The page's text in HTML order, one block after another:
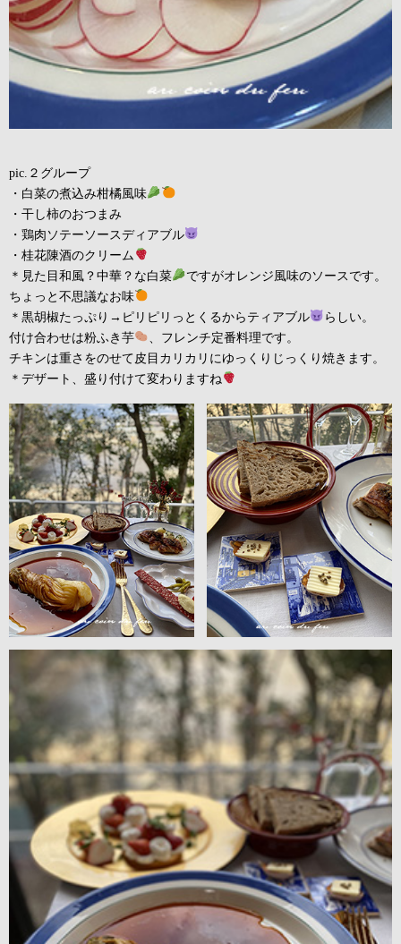
pic.２グループ
・白菜の煮込み柑橘風味
・干し柿のおつまみ
・鶏肉ソテーソースディアブル
・桂花陳酒のクリーム
＊見た目和風？中華？な白菜
ですがオレンジ風味のソースです。
ちょっと不思議なお味
＊黒胡椒たっぷり→ピリピリっとくるからティアブル
らしい。
付け合わせは粉ふき芋
、フレンチ定番料理です。
チキンは重さをのせて皮目カリカリにゆっくりじっくり焼きます。
＊デザート、盛り付けて変わりますね